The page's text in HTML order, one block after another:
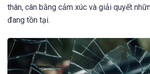
thân, cân bằng cảm xúc và giải quyết
đang tồn tại.